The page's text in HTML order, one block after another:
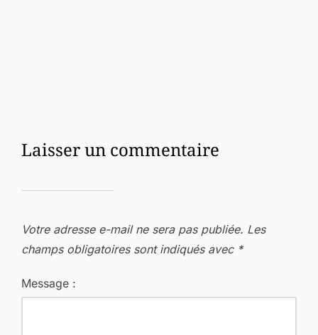
Laisser un commentaire
Votre adresse e-mail ne sera pas publiée. Les
champs obligatoires sont indiqués avec *
Message :